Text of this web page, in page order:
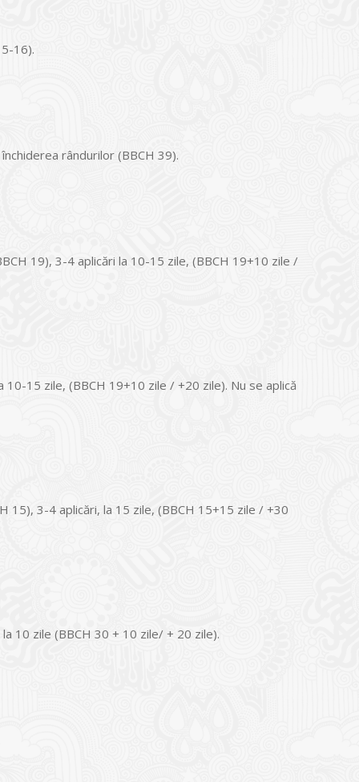
16).
rândurilor (BBCH 39).
19), 3-4 aplicări la 10-15 zile, (BBCH 19+10 zile /
15 zile, (BBCH 19+10 zile / +20 zile). Nu se aplică
15), 3-4 aplicări, la 15 zile, (BBCH 15+15 zile / +30
10 zile (BBCH 30 + 10 zile/ + 20 zile).